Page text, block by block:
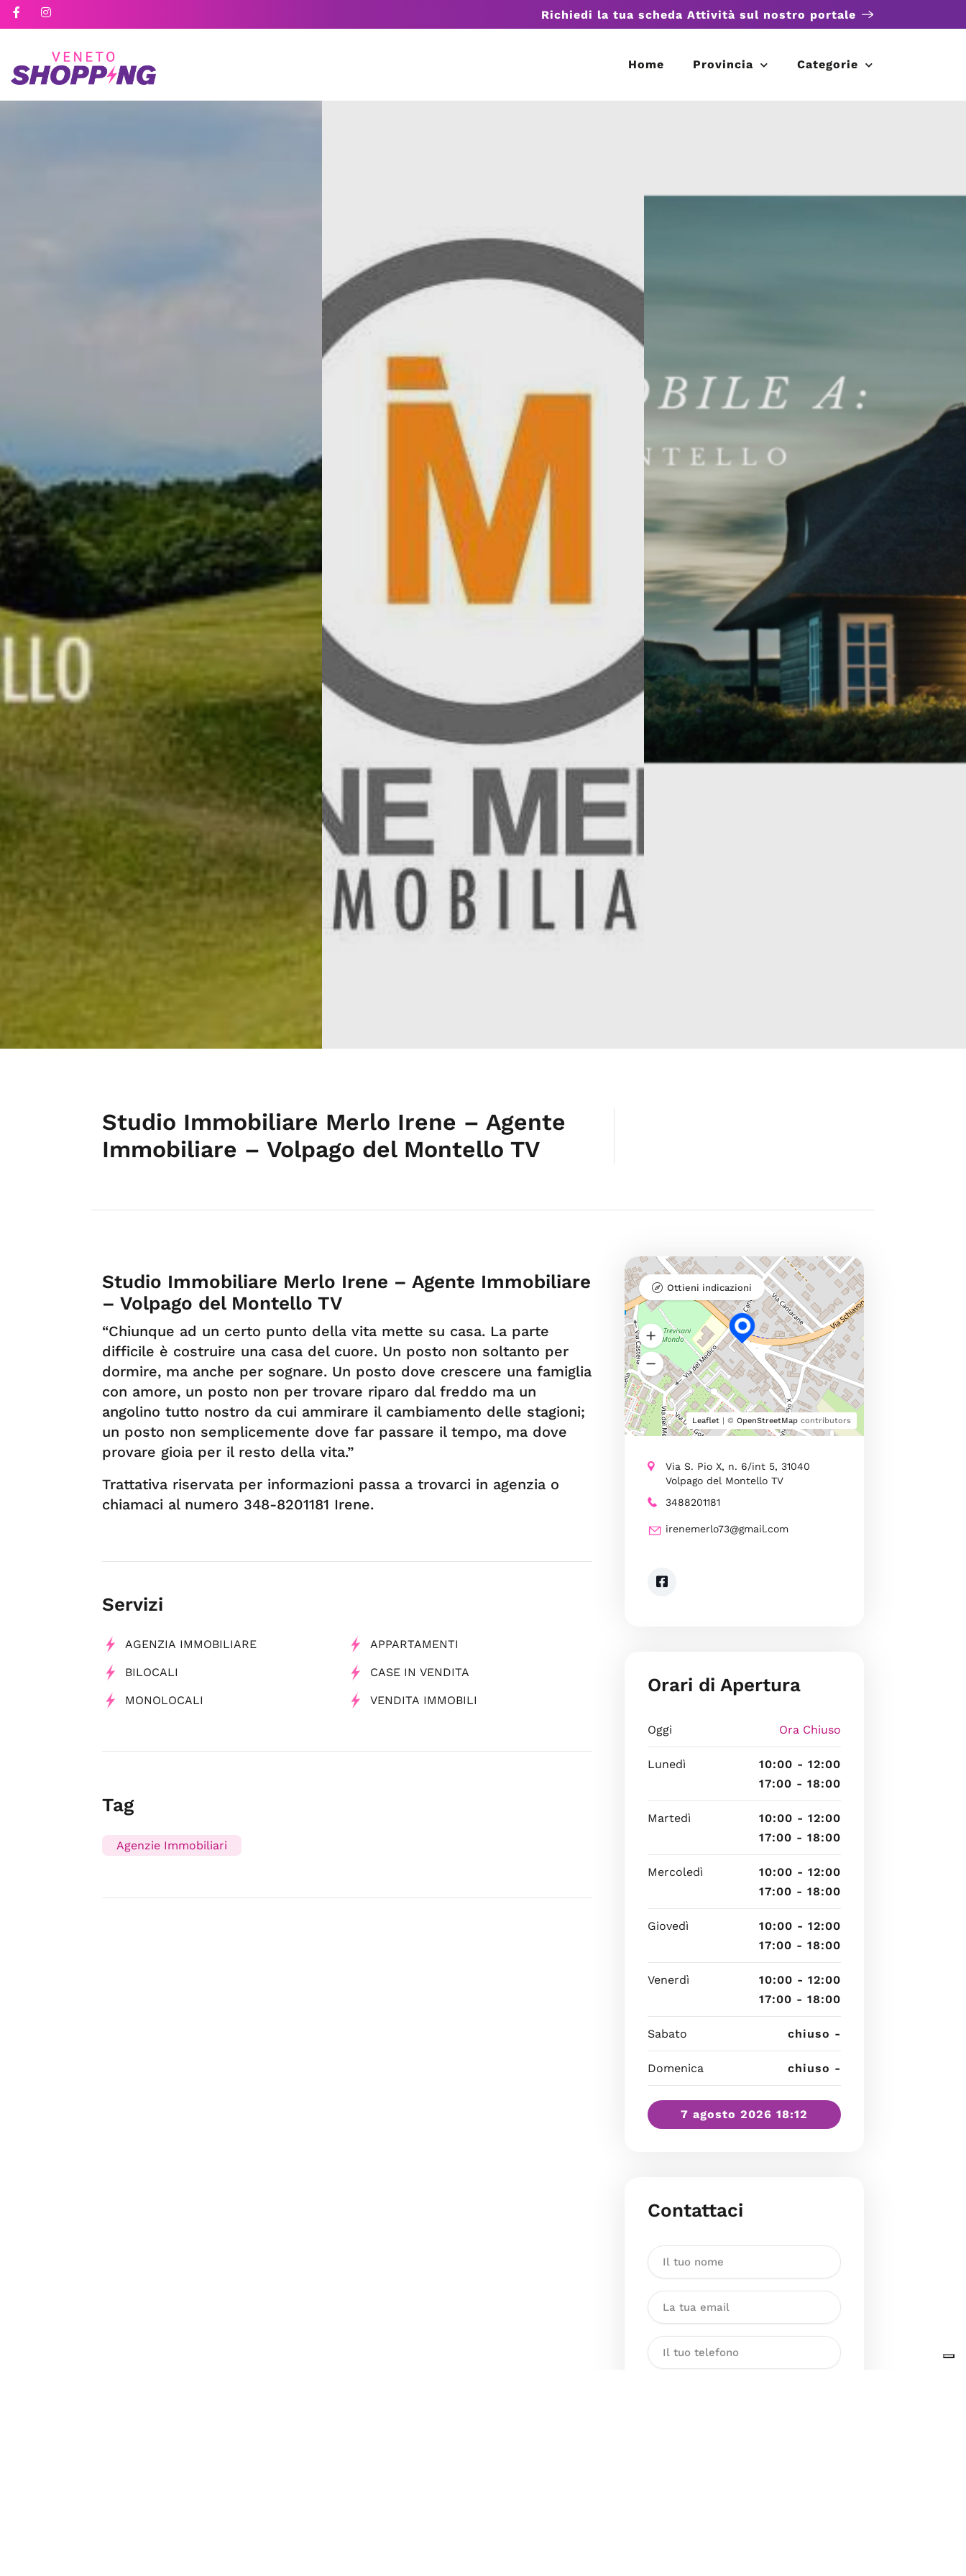
Richiedi la tua scheda Attività sul nostro portale
Home Provincia Categorie
Studio Immobiliare Merlo Irene – Agente
Immobiliare – Volpago del Montello TV
Studio Immobiliare Merlo Irene – Agente Immobiliare
– Volpago del Montello TV
“Chiunque ad un certo punto della vita mette su casa. La parte
difficile è costruire una casa del cuore. Un posto non soltanto per
dormire, ma anche per sognare. Un posto dove crescere una famiglia
con amore, un posto non per trovare riparo dal freddo ma un
angolino tutto nostro da cui ammirare il cambiamento delle stagioni;
un posto non semplicemente dove far passare il tempo, ma dove
provare gioia per il resto della vita.”
Trattativa riservata per informazioni passa a trovarci in agenzia o
chiamaci al numero 348-8201181 Irene.
Servizi
AGENZIA IMMOBILIARE APPARTAMENTI
BILOCALI CASE IN VENDITA
MONOLOCALI VENDITA IMMOBILI
Tag
Agenzie Immobiliari
Leaflet| © OpenStreetMapcontributors
Ottieni indicazioni
Via S. Pio X, n. 6/int 5, 31040
Volpago del Montello TV
3488201181
irenemerlo73@gmail.com
Orari di Apertura
Oggi Ora Chiuso
Lunedì
10:00 - 12:00
17:00 - 18:00
Martedì
10:00 - 12:00
17:00 - 18:00
Mercoledì
10:00 - 12:00
17:00 - 18:00
Giovedì
10:00 - 12:00
17:00 - 18:00
Venerdì
10:00 - 12:00
17:00 - 18:00
Sabato chiuso -
Domenica chiuso -
7 agosto 2026 18:12
Contattaci